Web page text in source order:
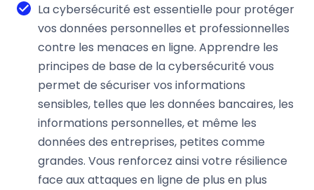
La cybersécurité est essentielle pour protéger
vos données personnelles et professionnelles
contre les menaces en ligne. Apprendre les
principes de base de la cybersécurité vous
permet de sécuriser vos informations
sensibles, telles que les données bancaires, les
informations personnelles, et même les
données des entreprises, petites comme
grandes. Vous renforcez ainsi votre résilience
face aux attaques en ligne de plus en plus